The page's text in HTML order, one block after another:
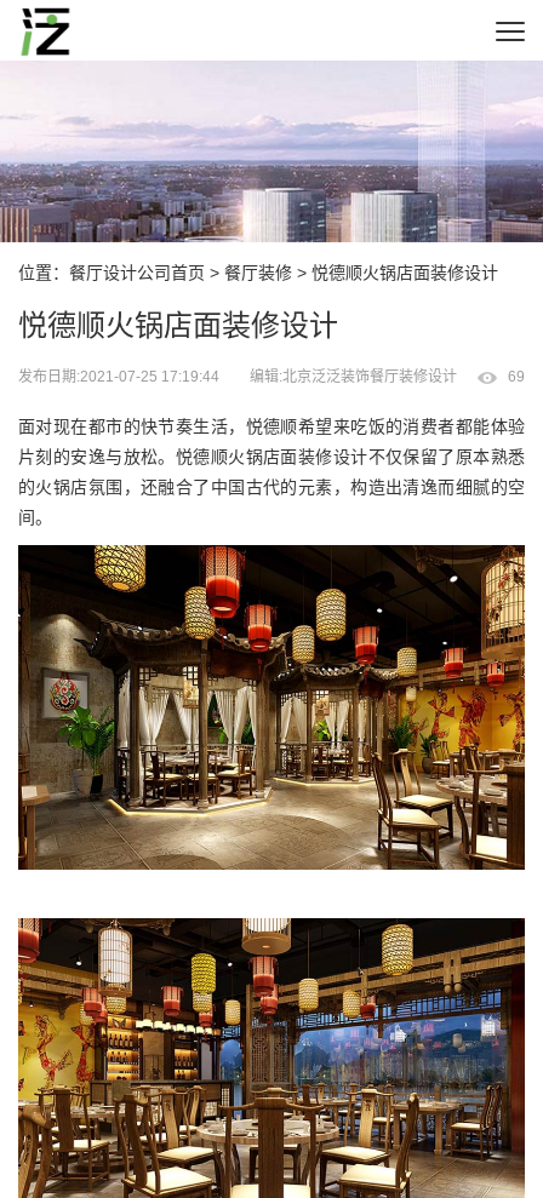
位置： 餐厅设计公司首页 > 餐厅装修 > 悦德顺火锅店面装修设计
悦德顺火锅店面装修设计
发布日期:2021-07-25 17:19:44 编辑:北京泛泛装饰餐厅装修设计 69
面对现在都市的快节奏生活，悦德顺希望来吃饭的消费者都能体验
片刻的安逸与放松。悦德顺火锅店面装修设计不仅保留了原本熟悉
的火锅店氛围，还融合了中国古代的元素，构造出清逸而细腻的空
间。